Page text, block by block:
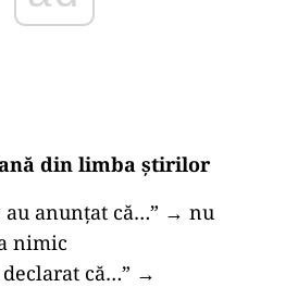
din limba știrilor
anunțat că…” → nu
nimic
că…” →